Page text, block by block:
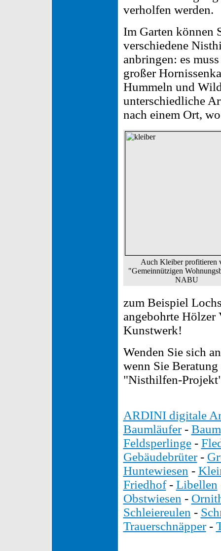
verholfen werden.
Im Garten können
verschiedene
anbringen: es
großer
Hummeln und
unterschiedliche
nach einem Ort,
Auch Kleiber profitieren
"Gemeinnützigen
NABU
zum Beispiel
angebohrte Hölzer
Kunstwerk!
Wenden Sie sich
wenn Sie
"Nisthilfen-
ARDINI digitale
Baumläufer-
Feldsperlinge-
Gebäudebrüter-
Huntewiesen -
Friedhof- Libellen
Obstwiesen -
Schleiereulen -
Trauerschnäpper-